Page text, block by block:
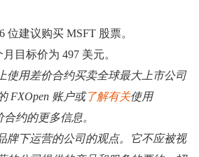
位建议购买 MSFT 股票。
目标价为 497 美元。
使用差价合约买卖全球最大上市公司
FXOpen 账户或了解有关使用
约的更多信息。
牌下运营的公司的观点。它不应被视